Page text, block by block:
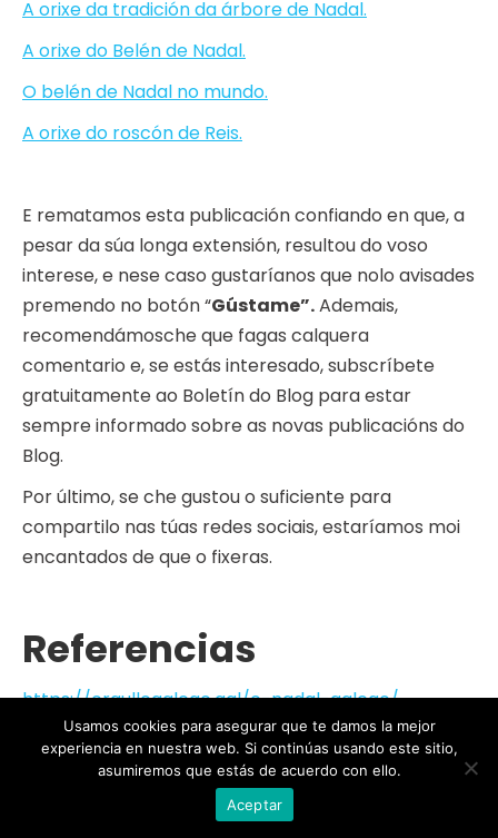
A orixe da tradición da árbore de Nadal.
A orixe do Belén de Nadal.
O belén de Nadal no mundo.
A orixe do roscón de Reis.
E rematamos esta publicación confiando en que, a
pesar da súa longa extensión, resultou do voso
interese, e nese caso gustaríanos que nolo avisades
premendo no botón “Gústame”.Ademais,
recomendámosche que fagas calquera
comentario e, se estás interesado, subscríbete
gratuitamente ao Boletín do Blog para estar
sempre informado sobre as novas publicacións do
Blog.
Por último, se che gustou o suficiente para
compartilo nas túas redes sociais, estaríamos moi
encantados de que o fixeras.
Referencias
https://orgullogalego.gal/o-nadal-galego/
+59
Usamos cookies para asegurar que te damos la mejor
experiencia en nuestra web. Si continúas usando este sitio,
asumiremos que estás de acuerdo con ello.
Aceptar